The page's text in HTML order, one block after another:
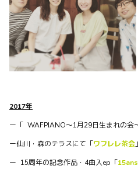
NEWS
2024年6月8日（土）
ィーズ” vol.1 【THANK
ライブやります！グランドピア
しいシリーズです！
1
waffles officialがBitfanを更
2017年
ー「 WAFPIANO～1月29日生まれの会
ー仙川・森のテラスにて「ワフレレ茶会
ー 15周年の記念作品・4曲入ep「